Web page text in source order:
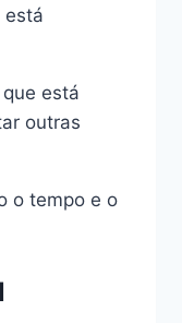
está
que está
outras
o tempo e o